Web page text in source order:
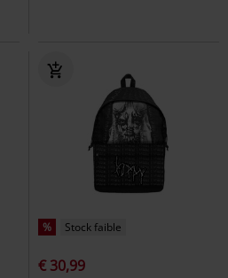
% Stock faible
€ 30,99